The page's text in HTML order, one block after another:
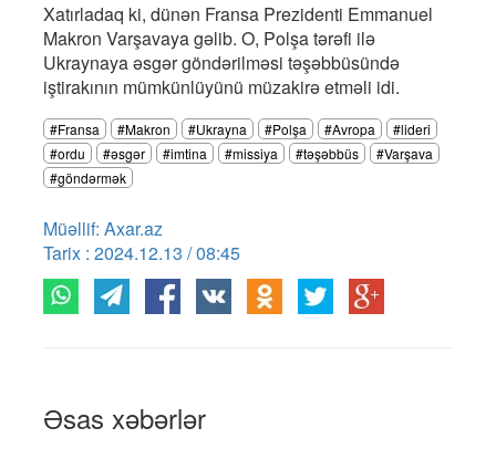
Xatırladaq ki, dünən Fransa Prezidenti Emmanuel
Makron Varşavaya gəlib. O, Polşa tərəfi ilə
Ukraynaya əsgər göndərilməsi təşəbbüsündə
iştirakının mümkünlüyünü müzakirə etməli idi.
#Fransa #Makron #Ukrayna #Polşa #Avropa
#lideri
#ordu
#əsgər #imtina #missiya #təşəbbüs
#Varşava
#göndərmək
Müəllif: Axar.az
Tarix : 2024.12.13 / 08:45
Əsas xəbərlər